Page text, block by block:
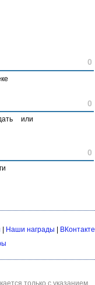
0
0
или
0
Наши награды
ВКонтакте
только с указанием